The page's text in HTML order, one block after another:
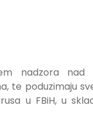
nadzora nad
te poduzimaju
u FBiH, u